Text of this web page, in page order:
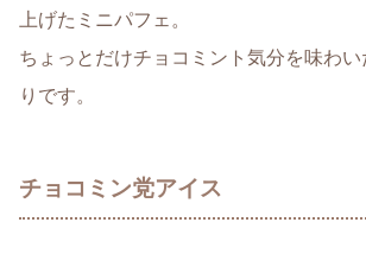
上げたミニパフェ。
ちょっとだけチョコミント気分を味わ
りです。
チョコミン党アイス